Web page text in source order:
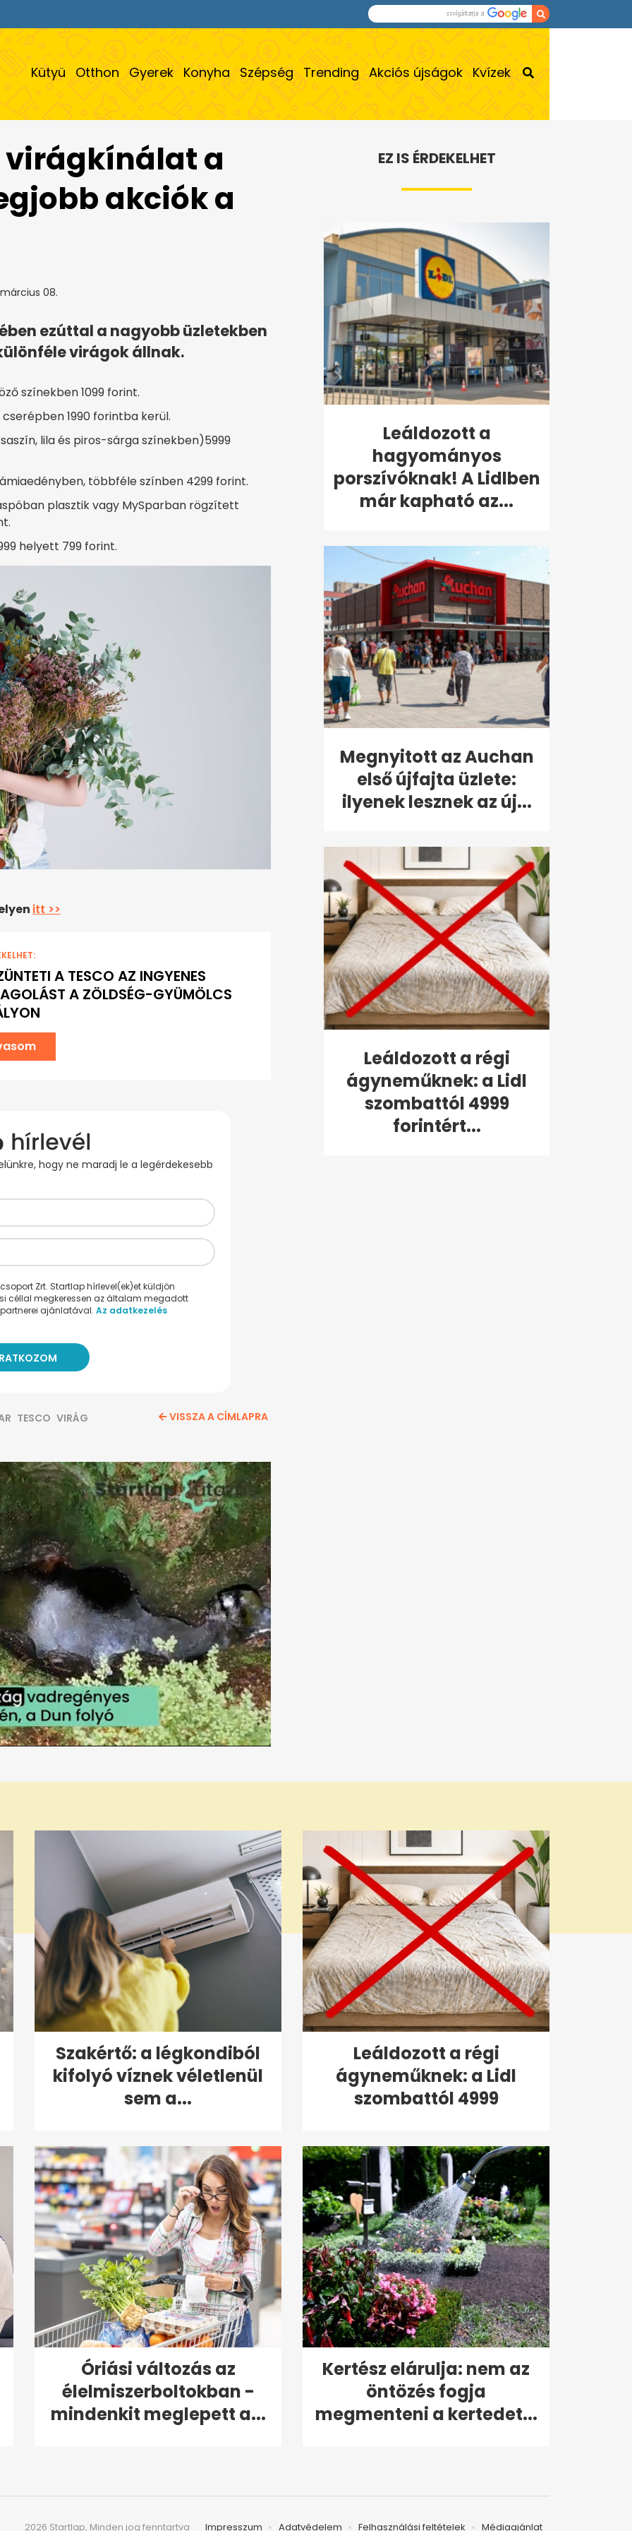
Kütyü Otthon Gyerek Konyha Szépség Trending Akciós újságok Kvízek
virágkínálat a
akciók a
08.
ezúttal a nagyobb üzletekben
virágok állnak.
színekben 1099 forint.
1990 forintba kerül.
lila és piros-sárga színekben)5999
többféle színben 4299 forint.
plasztik vagy MySparban rögzített
helyett 799 forint.
itt >>
A TESCO AZ INGYENES
A ZÖLDSÉG-GYÜMÖLCS
hogy ne maradj le a legérdekesebb
Zrt. Startlap hírlevel(ek)et küldjön
céllal megkeressen az általam megadott
ajánlatával. Az adatkezelés
TESCO VIRÁG VISSZA A CÍMLAPRA
EZ IS ÉRDEKELHET
Leáldozott a
hagyományos
porszívóknak! A Lidlben
már kapható az...
Megnyitott az Auchan
első újfajta üzlete:
ilyenek lesznek az új...
Leáldozott a régi
ágyneműknek: a Lidl
szombattól 4999
forintért...
Szakértő: a légkondiból
kifolyó víznek véletlenül
sem a...
Leáldozott a régi
ágyneműknek: a Lidl
szombattól 4999
Óriási változás az
élelmiszerboltokban -
mindenkit meglepett a...
Kertész elárulja: nem az
öntözés fogja
megmenteni a kertedet...
Impresszum Adatvédelem Felhasználási feltételek Médiaajánlat
2026 Startlap, Minden jog fenntartva